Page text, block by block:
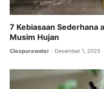
7 Kebiasaan Sederhana
Musim Hujan
Cleopurewater Desember 1, 2025